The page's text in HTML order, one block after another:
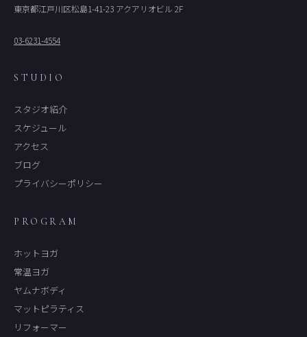
東京都江戸川区松島1-41-23 アクアリオビル 2F
03-6231-4554
STUDIO
スタジオ紹介
スケジュール
アクセス
ブログ
プライバシーポリシー
PROGRAM
ホットヨガ
常温ヨガ
ヤムナボディ
マットピラティス
リフォーマー